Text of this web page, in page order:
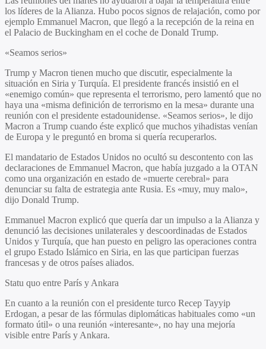
los líderes de la Alianza. Hubo pocos signos de relajación, como por
ejemplo Emmanuel Macron, que llegó a la recepción de la reina en
el Palacio de Buckingham en el coche de Donald Trump.
«Seamos serios»
Trump y Macron tienen mucho que discutir, especialmente la
situación en Siria y Turquía. El presidente francés insistió en el
«enemigo común» que representa el terrorismo, pero lamentó que no
haya una «misma definición de terrorismo en la mesa» durante una
reunión con el presidente estadounidense. «Seamos serios», le dijo
Macron a Trump cuando éste explicó que muchos yihadistas venían
de Europa y le preguntó en broma si quería recuperarlos.
El mandatario de Estados Unidos no ocultó su descontento con las
declaraciones de Emmanuel Macron, que había juzgado a la OTAN
como una organización en estado de «muerte cerebral» para
denunciar su falta de estrategia ante Rusia. Es «muy, muy malo»,
dijo Donald Trump.
Emmanuel Macron explicó que quería dar un impulso a la Alianza y
denunció las decisiones unilaterales y descoordinadas de Estados
Unidos y Turquía, que han puesto en peligro las operaciones contra
el grupo Estado Islámico en Siria, en las que participan fuerzas
francesas y de otros países aliados.
Statu quo entre París y Ankara
En cuanto a la reunión con el presidente turco Recep Tayyip
Erdogan, a pesar de las fórmulas diplomáticas habituales como «un
formato útil» o una reunión «interesante», no hay una mejoría
visible entre París y Ankara.